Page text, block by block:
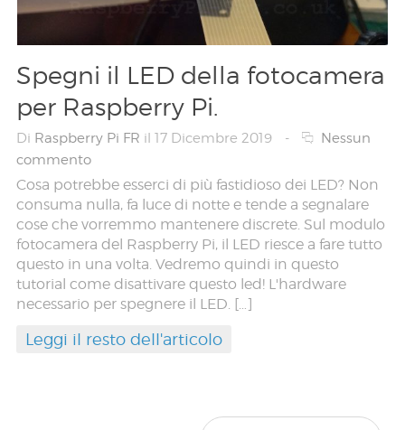
Spegni il LED della fotocamera
per Raspberry Pi.
Di Raspberry Pi FR il 17 Dicembre 2019 -
Nessun
commento
Cosa potrebbe esserci di più fastidioso dei LED? Non
consuma nulla, fa luce di notte e tende a segnalare
cose che vorremmo mantenere discrete. Sul modulo
fotocamera del Raspberry Pi, il LED riesce a fare tutto
questo in una volta. Vedremo quindi in questo
tutorial come disattivare questo led! L'hardware
necessario per spegnere il LED. […]
Leggi il resto dell'articolo